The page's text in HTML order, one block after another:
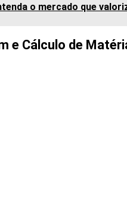
o mercado que
e Cálculo de